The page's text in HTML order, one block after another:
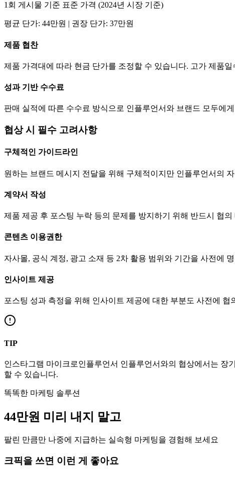
1회 게시물 기준 표준 가격 (2024년 시장 기준)
평균 단가: 44만원 | 권장 단가: 37만원
제품 협찬
제품 가격대에 따라 현금 단가를 조정할 수 있습니다. 고가 제품일
성과 기반 수수료
판매 실적에 따른 수수료 방식으로 인플루언서와 브랜드 모두에
협상 시 필수 고려사항
구체적인 가이드라인
원하는 브랜드 메시지 전달을 위해 구체적이지만 인플루언서의
계약서 작성
제품 제공 후 포스팅 누락 등의 문제를 방지하기 위해 반드시 협
콘텐츠 이용권한
자사몰, 공식 계정, 광고 소재 등 2차 활용 범위와 기간을 사전에
인사이트 제공
포스팅 성과 측정을 위해 인사이트 제공에 대한 부분도 사전에 협
TIP
인스타그램 마이크로인플루언서 인플루언서와의 협상에서는 장
할 수 있습니다.
똑똑한 마케팅 솔루션
44만원 미리 내지 말고
팔린 만큼만 나중에 지급하는 실속형 마케팅을 경험해 보세요
크픽을 쓰면 이런 게 좋아요